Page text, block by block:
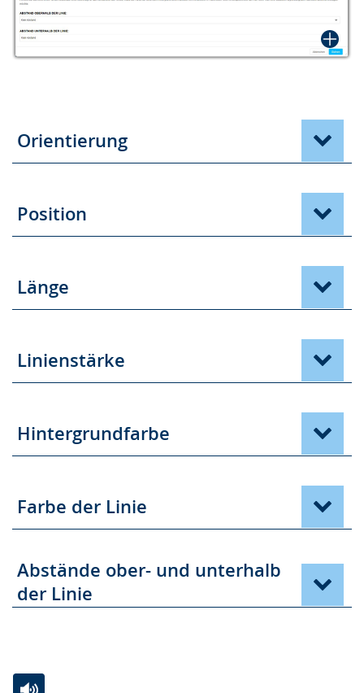
Orientierung
Position
Länge
Linienstärke
Hintergrundfarbe
Farbe der Linie
Abstände ober- und unterhalb
der Linie